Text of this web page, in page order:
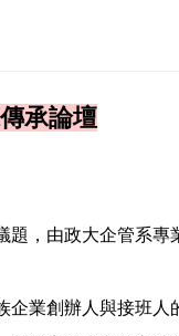
承論壇
，由政大企管系
業創辦人與接班